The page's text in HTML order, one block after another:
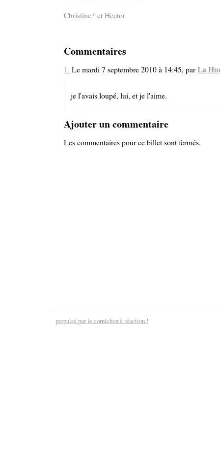
Christine* et Hector
Commentaires
1. Le mardi 7 septembre 2010 à 14:45, parLa
je l'avais loupé, lui, et je l'aime.
Ajouter un commentaire
Les commentaires pour ce billet sont fermés.
propulsé par le cornichon à réaction !